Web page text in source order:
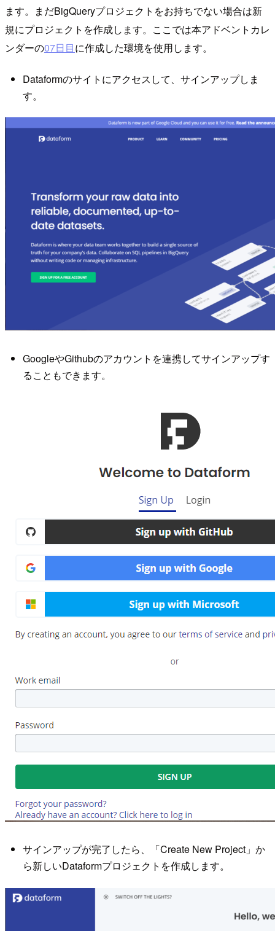
ます。まだBigQueryプロジェクトをお持ちでない場合は新
規にプロジェクトを作成します。ここでは本アドベントカレ
ンダーの07日目に作成した環境を使用します。
Dataformのサイトにアクセスして、サインアップしま
す。
GoogleやGithubのアカウントを連携してサインアップす
ることもできます。
サインアップが完了したら、「Create New Project」か
ら新しいDataformプロジェクトを作成します。